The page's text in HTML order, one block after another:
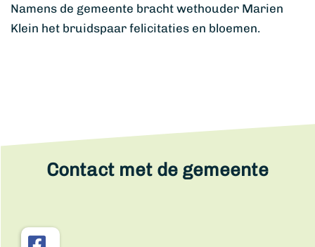
Namens de gemeente bracht wethouder Marien
Klein het bruidspaar felicitaties en bloemen.
Contact met de gemeente